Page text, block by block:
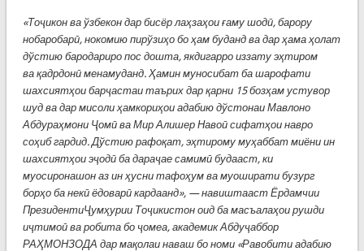
«Тоҷикон ва ўзбекон дар бисёр лаҳзаҳои ғаму шодӣ, барору
нобаробарӣ, нокомию пирўзиҳо бо ҳам буданд ва дар ҳама ҳолат
дўстию бародариро пос дошта, якдигарро иззату эҳтиром
ва қадрдонӣменамуданд. Ҳамин муносибат ба шарофати
шахсиятҳои барҷастаи таърих дар қарни 15 бозҳам устувор
шуд ва дар мисоли ҳамкориҳои адабию дўстонаи Мавлоно
Абдураҳмони Ҷомӣва Мир Алишер Навоӣсифатҳои навро
соҳиб гардид. Дўстию рафоқат, эҳтирому муҳаббат миёни ин
шахсиятҳои эҷодӣба дараҷае самимӣбудааст, ки
муосиронашон аз ин ҳусни тафоҳум ва муоширати бузург
борҳо ба некӣёдоварӣкардаанд», — навиштааст Ёрдамчии
ПрезидентиҶумҳурии Тоҷикистон оид ба масъалаҳои рушди
иҷтимоӣва робита бо ҷомеа, академик Абдуҷаббор
РАҲМОНЗОДА дар мақолаи наваш бо номи «Равобити адабию